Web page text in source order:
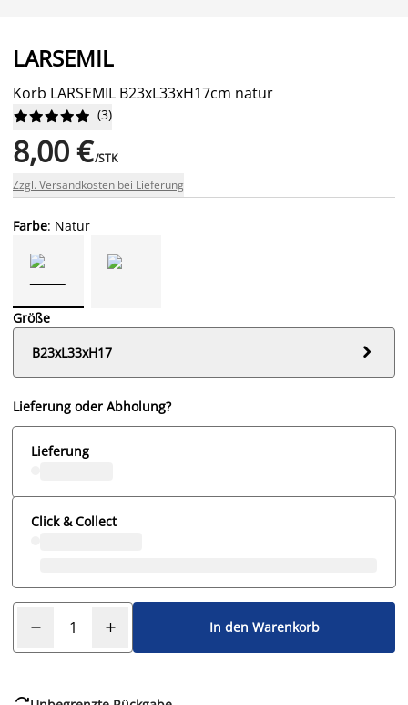
LARSEMIL
Korb LARSEMIL B23xL33xH17cm natur





 (3)
8,00 €/STK
Zzgl. Versandkosten bei Lieferung
Farbe: Natur
Größe
B23xL33xH17

Lieferung oder Abholung?
Lieferung
Click & Collect
In den Warenkorb